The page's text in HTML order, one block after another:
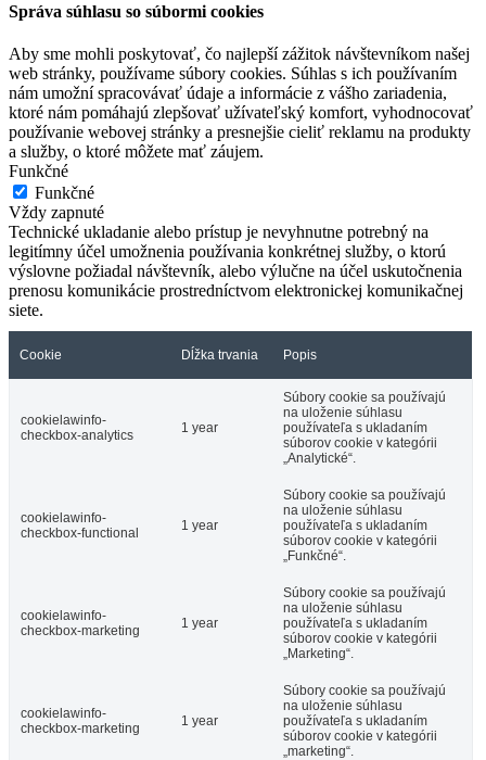
Správa súhlasu so súbormi cookies
Aby sme mohli poskytovať, čo najlepší zážitok návštevníkom našej
web stránky, používame súbory cookies. Súhlas s ich používaním
nám umožní spracovávať údaje a informácie z vášho zariadenia,
ktoré nám pomáhajú zlepšovať užívateľský komfort, vyhodnocovať
používanie webovej stránky a presnejšie cieliť reklamu na produkty
a služby, o ktoré môžete mať záujem.
Funkčné
Funkčné
Vždy zapnuté
Technické ukladanie alebo prístup je nevyhnutne potrebný na
legitímny účel umožnenia používania konkrétnej služby, o ktorú
výslovne požiadal návštevník, alebo výlučne na účel uskutočnenia
prenosu komunikácie prostredníctvom elektronickej komunikačnej
siete.
Cookie Dĺžka trvania Popis
cookielawinfo-
checkbox-analytics
1 year
Súbory cookie sa používajú
na uloženie súhlasu
používateľa s ukladaním
súborov cookie v kategórii
„Analytické“.
cookielawinfo-
checkbox-functional
1 year
Súbory cookie sa používajú
na uloženie súhlasu
používateľa s ukladaním
súborov cookie v kategórii
„Funkčné“.
cookielawinfo-
checkbox-marketing
1 year
Súbory cookie sa používajú
na uloženie súhlasu
používateľa s ukladaním
súborov cookie v kategórii
„Marketing“.
cookielawinfo-
checkbox-marketing
1 year
Súbory cookie sa používajú
na uloženie súhlasu
používateľa s ukladaním
súborov cookie v kategórii
„marketing“.